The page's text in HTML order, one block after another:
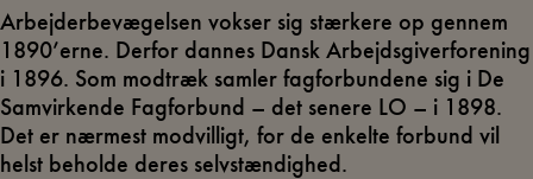
Arbejderbevægelsen vokser sig stærkere op gennem
1890’erne. Derfor dannes Dansk Arbejdsgiverforening
i 1896. Som modtræk samler fagforbundene sig i De
Samvirkende Fagforbund – det senere LO – i 1898.
Det er nærmest modvilligt, for de enkelte forbund vil
helst beholde deres selvstændighed.